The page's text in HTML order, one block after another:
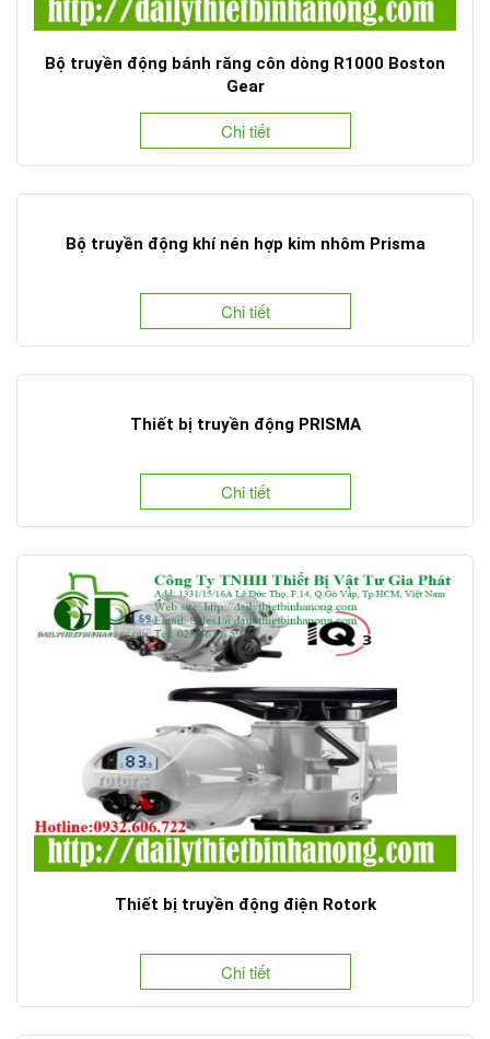
Bộ truyền động bánh răng côn dòng R1000 Boston
Gear
Chi tiết
Bộ truyền động khí nén hợp kim nhôm Prisma
Chi tiết
Thiết bị truyền động PRISMA
Chi tiết
Thiết bị truyền động điện Rotork
Chi tiết